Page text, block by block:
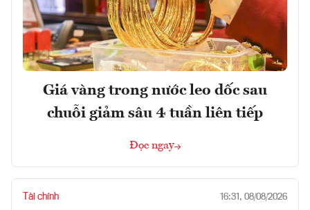
Giá vàng trong nước leo dốc sau
chuỗi giảm sâu 4 tuần liên tiếp
Đọc ngay
Tài chính 16:31, 08/08/2026